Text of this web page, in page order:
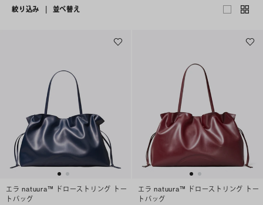
絞り込み 並べ替え
エラ natuura™ ドローストリング トー
トバッグ
エラ natuura™ ドローストリング トー
トバッグ